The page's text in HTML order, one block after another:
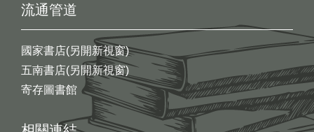
流通管道
國家書店(另開新視窗)
五南書店(另開新視窗)
寄存圖書館